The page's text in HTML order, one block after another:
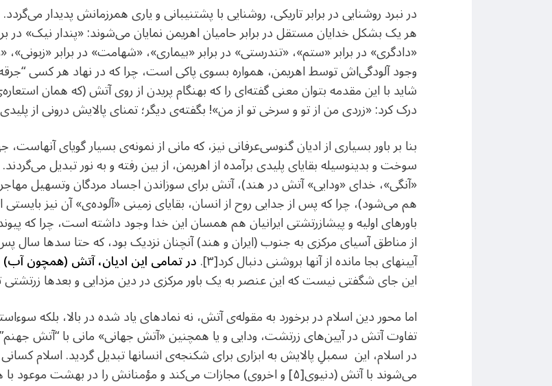
در نبرد روشنایی در برابر تاریکی، روشنایی با پشتنیبانی و یاری همرزمانش پدیدار
هر یک بشکل خدایان مستقل در برابر حامیان اهریمن نمایان می‌شوند: «پندار نیک» در
«دادگری» در برابر «ستم»، «تندرستی» در برابر «بیماری»، «شهامت» در برابر
وجود آلودگی‌اش توسط اهریمن، همواره بسوی پاکی است، چرا که در نهاد هر کسی
شاید با این مقدمه بتوان معنی گفته‌ای را که بهنگام پریدن از روی آتش (که همان
درک کرد: «زردی من از تو و سرخی تو از من»! بگفته‌ی دیگر؛ تمنای پالایش درونی از
بنا بر باور بسیاری از ادیان گنوسی‌‌عرفانی نیز، که مانی از نمونه‌ی بسیار گویای
سوخت و بدینوسیله بقایای پلیدی برآمده از اهریمن، از بین رفته و به نور تبدیل
«آنگی»، خدای «ودایی» آتش در هند)، آتش برای سوزاندن اجساد مردگان وتسهیل
هم می‌شود)، چرا که پس از جدایی روح از انسان، بقایای زمینی «آلوده‌ی» آن نیز
باورهای اولیه‌ و پیشا‌‌زرتشتی ایرانیان هم همسان این خدا وجود داشته است، چرا که
از مناطق آسیای مرکزی به جنوب (ایران و هند) آنچنان نزدیک بود، که حتا سدها سال
آیینهای بجا ‌مانده از آنها بروشنی دنبال کرد[۳]. در تمامی این ادیان، آتش (همچون
این جای شگفتی نیست که این عنصر به یک باور مرکزی در دین مزدایی و بعدها
اما محور دین اسلام در برخورد به مقوله‌ی آتش، نه نمادهای یاد شده در بالا، بلکه
در اسلام، این سمبلِ پالایش به ابزاری برای شکنجه‌ی انسانها تبدیل گردید. اسلام کسانی
می‌شوند با آتش (دنیوی[۵] و اخروی) مجازات می‌کند و مؤمنانش را در بهشت